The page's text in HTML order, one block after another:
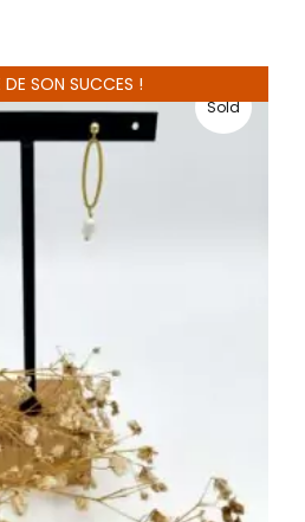
SON SUCCES !
Sold